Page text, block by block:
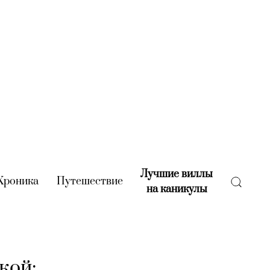
(current)
Путешествие(current)
Лучшие виллы
на каникулы(current)